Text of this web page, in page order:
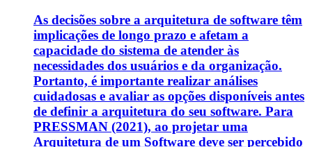
As decisões sobre a arquitetura de software têm
implicações de longo prazo e afetam a
capacidade do sistema de atender às
necessidades dos usuários e da organização.
Portanto, é importante realizar análises
cuidadosas e avaliar as opções disponíveis antes
de definir a arquitetura do seu software. Para
PRESSMAN (2021), ao projetar uma
Arquitetura de um Software deve ser percebido